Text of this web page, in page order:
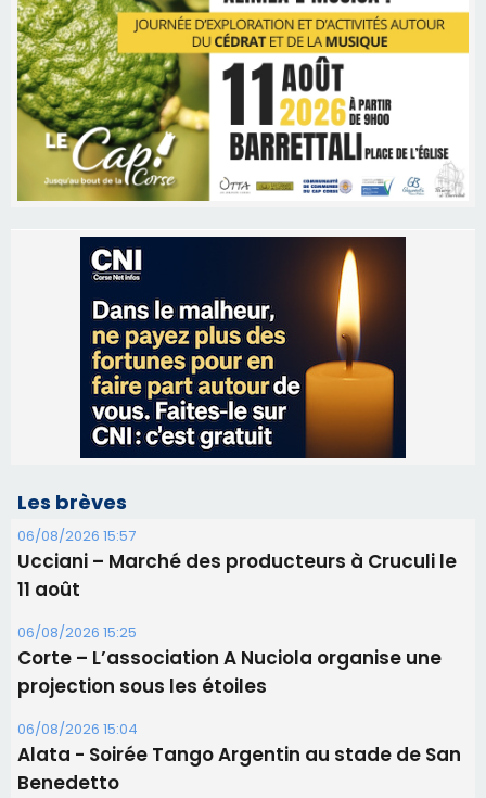
Les brèves
06/08/2026 15:57
Ucciani – Marché des producteurs à Cruculi le
11 août
06/08/2026 15:25
Corte – L’association A Nuciola organise une
projection sous les étoiles
06/08/2026 15:04
Alata - Soirée Tango Argentin au stade de San
Benedetto